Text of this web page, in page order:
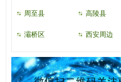
周至县 高陵县
灞桥区 西安周边